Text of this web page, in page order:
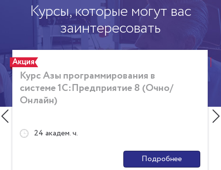
Курсы, которые могут вас
заинтересовать
Акция
Курс Азы программирования в
системе 1С:Предприятие 8 (Очно/
Онлайн)
24 академ. ч.
Подробнее